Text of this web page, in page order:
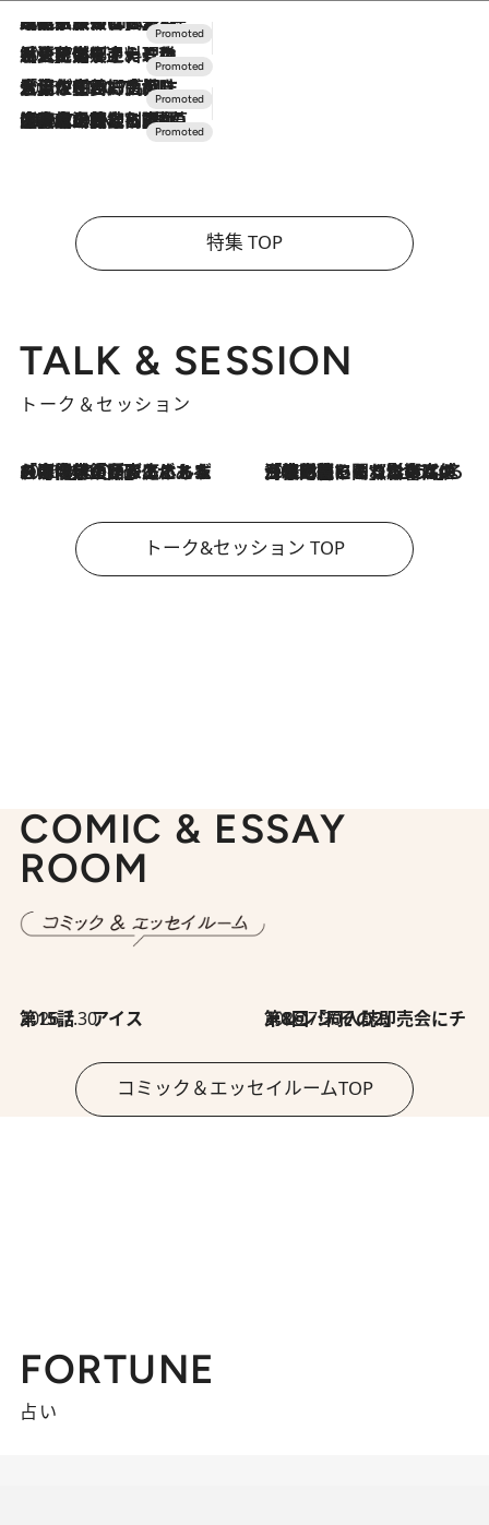
2026.7.31
【ホテル帰省】という選択肢をOMOが提案。家族とほどよい距離を保つには「昼は実家、夜は気兼ねなくホテルで！」
2026.7.24
【夏限定ディナーコース】旬を迎える稚鮎や花ズッキーニなどをイタリア・トスカーナの郷土料理の手法で満喫！
2026.7.17
「土佐和ハーブかき氷」がOMO7高知に登場！生姜、山椒、大葉など目にも舌にも涼を呼ぶ郷土の味
2026.7.10
NEW OPEN！【界 草津】名湯の地に誕生。趣の異なる2種の温泉と上州ならではの会席・蕎麦割烹など美食を味わう究極の癒やし旅
特集 TOP
TALK & SESSION
トーク＆セッション
2026.8.3
「今後値上げがあるとすれば…」「リスクがあるのは今年の冬」エネルギー専門家が語る、ホルムズ海峡封鎖が家庭にもたらす“ある心配” 2026.8.3
「住宅建てられない…」「サーチャージ料の高値が続いている」ホルムズ海峡封鎖による影響はいつまで続く？《エネルギー専門家に聞く“どうなる日本の暮らし”》
トーク&セッション TOP
COMIC & ESSAY
ROOM
2026.7.30
第15話 アイス 2026.7.30
第8回「同人誌即売会にチャレンジ その2」
コミック＆エッセイルームTOP
FORTUNE
占い